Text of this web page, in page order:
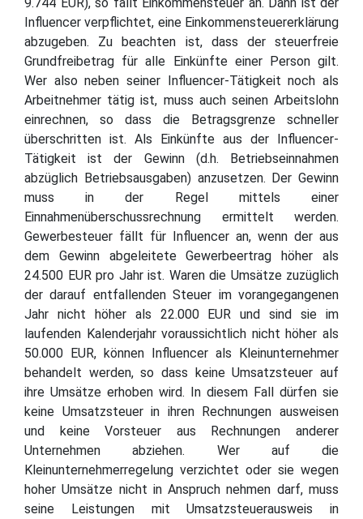
Influencer verpflichtet, eine Einkommensteuererklärung
abzugeben. Zu beachten ist, dass der steuerfreie
Grundfreibetrag für alle Einkünfte einer Person gilt.
Wer also neben seiner Influencer-Tätigkeit noch als
Arbeitnehmer tätig ist, muss auch seinen Arbeitslohn
einrechnen, so dass die Betragsgrenze schneller
überschritten ist. Als Einkünfte aus der Influencer-
Tätigkeit ist der Gewinn (d.h. Betriebseinnahmen
abzüglich Betriebsausgaben) anzusetzen. Der Gewinn
muss in der Regel mittels einer
Einnahmenüberschussrechnung ermittelt werden.
Gewerbesteuer fällt für Influencer an, wenn der aus
dem Gewinn abgeleitete Gewerbeertrag höher als
24.500 EUR pro Jahr ist. Waren die Umsätze zuzüglich
der darauf entfallenden Steuer im vorangegangenen
Jahr nicht höher als 22.000 EUR und sind sie im
laufenden Kalenderjahr voraussichtlich nicht höher als
50.000 EUR, können Influencer als Kleinunternehmer
behandelt werden, so dass keine Umsatzsteuer auf
ihre Umsätze erhoben wird. In diesem Fall dürfen sie
keine Umsatzsteuer in ihren Rechnungen ausweisen
und keine Vorsteuer aus Rechnungen anderer
Unternehmen abziehen. Wer auf die
Kleinunternehmerregelung verzichtet oder sie wegen
hoher Umsätze nicht in Anspruch nehmen darf, muss
seine Leistungen mit Umsatzsteuerausweis in